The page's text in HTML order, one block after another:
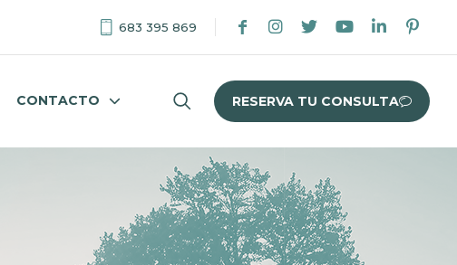
683 395 869
CONTACTO RESERVA TU CONSULTA